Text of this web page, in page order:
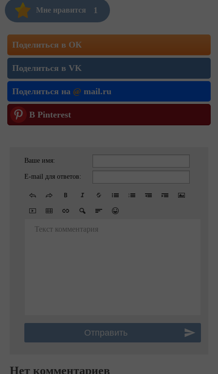
Мне нравится 1
Поделиться в ОК
Поделиться в VK
Поделиться на @ mail.ru
В Pinterest
Ваше имя:
E-mail для ответов:
Текст комментария
Нет комментариев